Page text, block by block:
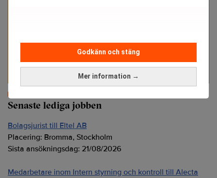
Mer information →
Godkänn och stäng
Tryggt. Resultatdrivet.
Läs mer
Senaste lediga jobben
Bolagsjurist till Eltel AB
Placering: Bromma, Stockholm
Sista ansökningsdag: 21/08/2026
Medarbetare inom Intern styrning och kontroll till Alecta